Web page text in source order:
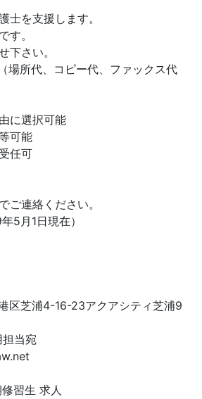
士を支援します。
す。
下さい。
場所代、コピー代、ファックス代
に選択可能
可能
任可
ご連絡ください。
5月1日現在）
区芝浦4-16-23アクアシティ芝浦9
当宛
習生 求人